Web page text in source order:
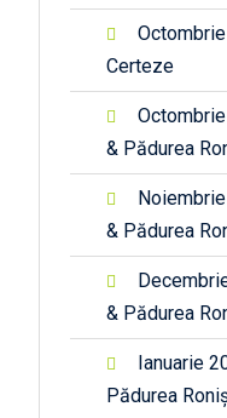
Certeze
& Pădurea
& Pădurea
& Pădurea
Ianuarie
Pădurea